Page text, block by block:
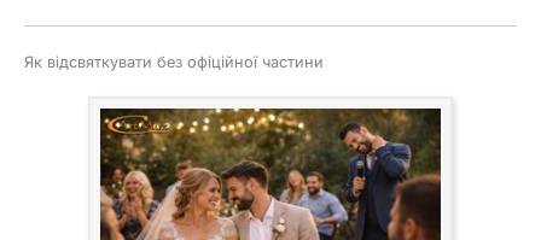
Як відсвяткувати без офіційної частини